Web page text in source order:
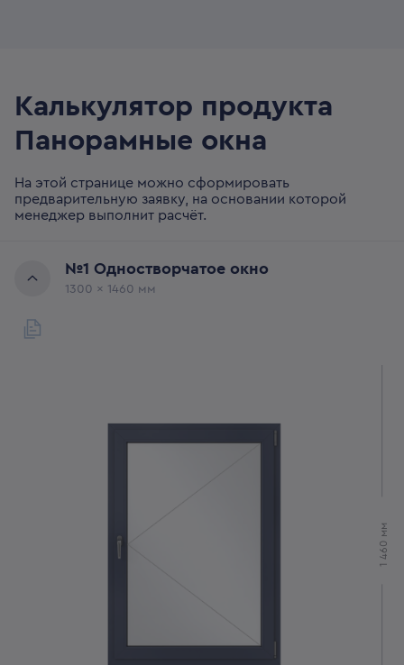
Калькулятор продукта
Панорамные окна
На этой странице можно сформировать
предварительную заявку, на основании которой
менеджер выполнит расчёт.
№1 Одностворчатое окно
1300 x 1460 мм
1 460
мм